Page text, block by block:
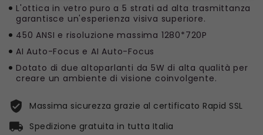
L'ottica in vetro puro a 5 strati ad alta trasmittanza
garantisce un'esperienza visiva superiore.
450 ANSI e risoluzione massima 1280*720P
AI Auto-Focus e AI Auto-Focus
Dotato di due altoparlanti da 5W di alta qualità per
creare un ambiente di visione coinvolgente.
Massima sicurezza grazie al certificato Rapid SSL
Spedizione gratuita in tutta Italia